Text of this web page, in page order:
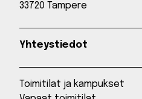
33720 Tampere
Yhteystiedot
Toimitilat ja kampukset